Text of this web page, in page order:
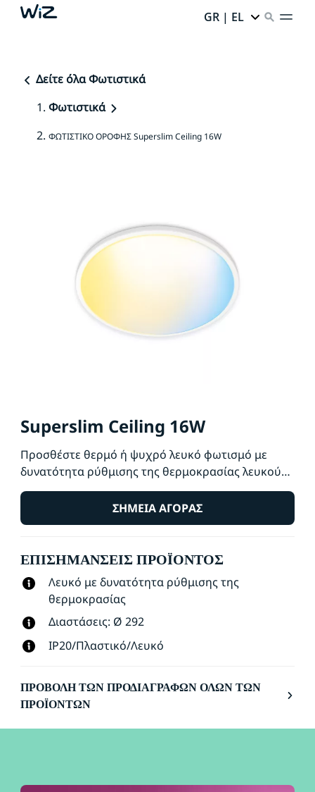
GR | EL
Δείτε όλα Φωτιστικά
Φωτιστικά
ΦΩΤΙΣΤΙΚΟ ΟΡΟΦΗΣ Superslim Ceiling 16W
Superslim Ceiling 16W
Προσθέστε θερμό ή ψυχρό λευκό φωτισμό με
δυνατότητα ρύθμισης της θερμοκρασίας λευκού
στους χώρους που ζείτε, με το έξυπνο φωτιστικό
οροφής WiZ Super Slim. Χρησιμοποιήστε το για
έλεγχο μέσω της εφαρμογής WiZ ή φωνητικό
ή να χρησιμοποιήσετε τις προκαθορισμένες
ΣΗΜΕΊΑ ΑΓΟΡΆΣ
ΕΠΙΣΗΜΆΝΣΕΙΣ ΠΡΟΪΌΝΤΟΣ
Λευκό με δυνατότητα ρύθμισης της
θερμοκρασίας
Διαστάσεις: Ø 292
IP20/Πλαστικό/Λευκό
ΠΡΟΒΟΛΉ ΤΩΝ ΠΡΟΔΙΑΓΡΑΦΏΝ ΌΛΩΝ ΤΩΝ
ΠΡΟΪΌΝΤΩΝ